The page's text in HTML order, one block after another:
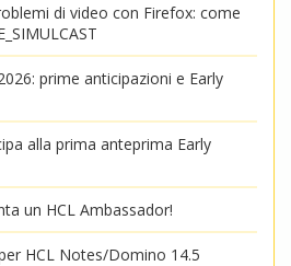
di video con Firefox: come
prime anticipazioni e Early
alla prima anteprima Early
un HCL Ambassador!
HCL Notes/Domino 14.5